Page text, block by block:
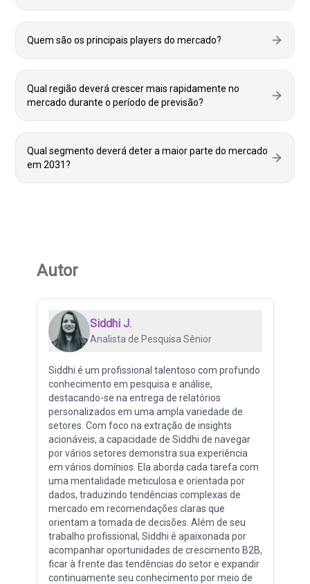
Quem são os principais players do mercado?
Qual região deverá crescer mais rapidamente no
mercado durante o período de previsão?
Qual segmento deverá deter a maior parte do mercado
em 2031?
Autor
Siddhi J.
Analista de Pesquisa Sênior
Siddhi é um profissional talentoso com profundo
conhecimento em pesquisa e análise,
destacando-se na entrega de relatórios
personalizados em uma ampla variedade de
setores. Com foco na extração de insights
acionáveis, a capacidade de Siddhi de navegar
por vários setores demonstra sua experiência
em vários domínios. Ela aborda cada tarefa com
uma mentalidade meticulosa e orientada por
dados, traduzindo tendências complexas de
mercado em recomendações claras que
orientam a tomada de decisões. Além de seu
trabalho profissional, Siddhi é apaixonada por
acompanhar oportunidades de crescimento B2B,
ficar à frente das tendências do setor e expandir
continuamente seu conhecimento por meio de